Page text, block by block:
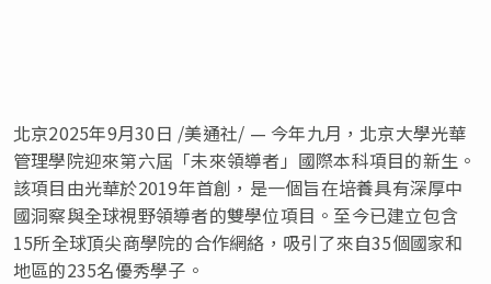
北京2025年9月30日 /美通社/ — 今年九月，北京大學光華
管理學院迎來第六屆「未來領導者」國際本科項目的新生。
該項目由光華於2019年首創，是一個旨在培養具有深厚中
國洞察與全球視野領導者的雙學位項目。至今已建立包含
15所全球頂尖商學院的合作網絡，吸引了來自35個國家和
地區的235名優秀學子。